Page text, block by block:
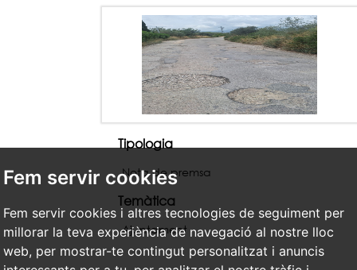
Fem servir cookies
Fem servir cookies i altres tecnologies de seguiment per
millorar la teva experiència de navegació al nostre lloc
web, per mostrar-te contingut personalitzat i anuncis
Tipologia
Nota de premsa
Temàtica
Ajuntament